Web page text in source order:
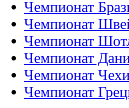
Чемпионат
Чемпионат
Чемпионат
Чемпионат
Чемпионат
Чемпионат